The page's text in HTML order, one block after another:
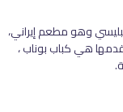
وهو مطعم إيراني،
هي كباب بوناب ،